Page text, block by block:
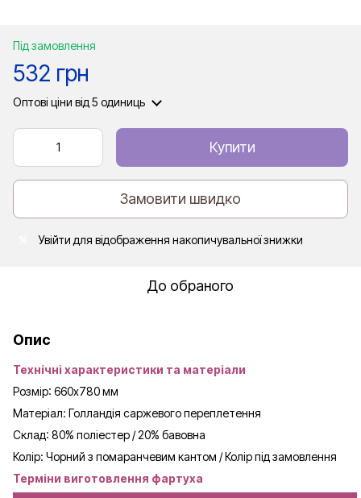
Під замовлення
532 грн
Оптові ціни від 5 одиниць
Купити
Замовити швидко
Увійти для відображення накопичувальної знижки
До обраного
Опис
Технічні характеристики та матеріали
Розмір: 660х780мм
Матеріал: Голландія саржевого переплетення
Склад: 80% поліестер / 20% бавовна
Колір: Чорний з помаранчевим кантом /Колір під замовлення
Терміни виготовлення фартуха